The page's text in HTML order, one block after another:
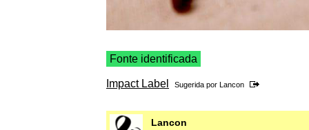
Fonte identificada
Impact Label Sugerida por Lancon
Lancon